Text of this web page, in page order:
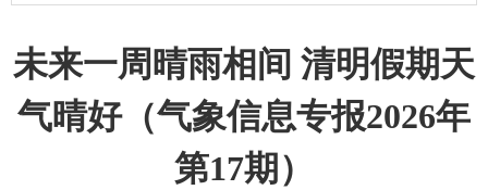
未来一周晴雨相间 清明假期天
气晴好（气象信息专报2026年
第17期）